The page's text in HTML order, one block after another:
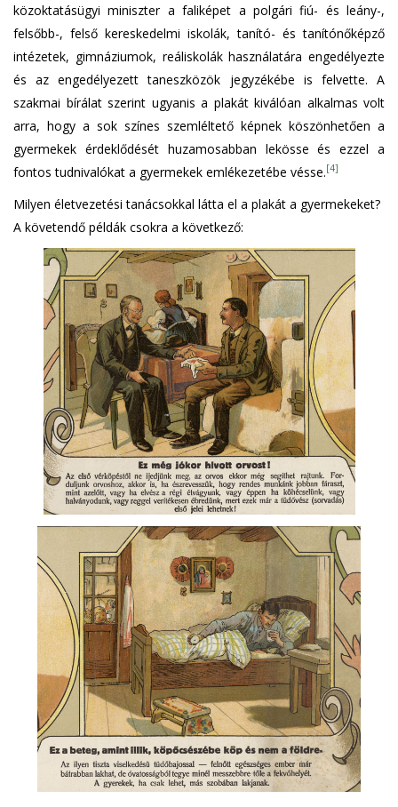
közoktatásügyi miniszter a faliképet a polgári fiú- és leány-,
felsőbb-, felső kereskedelmi iskolák, tanító- és tanítónőképző
intézetek, gimnáziumok, reáliskolák használatára engedélyezte
és az engedélyezett taneszközök jegyzékébe is felvette. A
szakmai bírálat szerint ugyanis a plakát kiválóan alkalmas volt
arra, hogy a sok színes szemléltető képnek köszönhetően a
gyermekek érdeklődését huzamosabban lekösse és ezzel a
fontos tudnivalókat a gyermekek emlékezetébe vésse.[4]
Milyen életvezetési tanácsokkal látta el a plakát a gyermekeket?
A követendő példák csokra a következő: